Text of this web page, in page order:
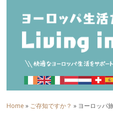
Home » ご存知ですか？ » ヨーロッパ